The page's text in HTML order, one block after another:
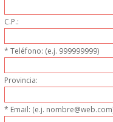
COMPLEMENTOS
COMPLEMENTOS DE
CRISTALERIA
C.P.:
* Teléfono: (e.j. 999999999)
Provincia:
* Email: (e.j.